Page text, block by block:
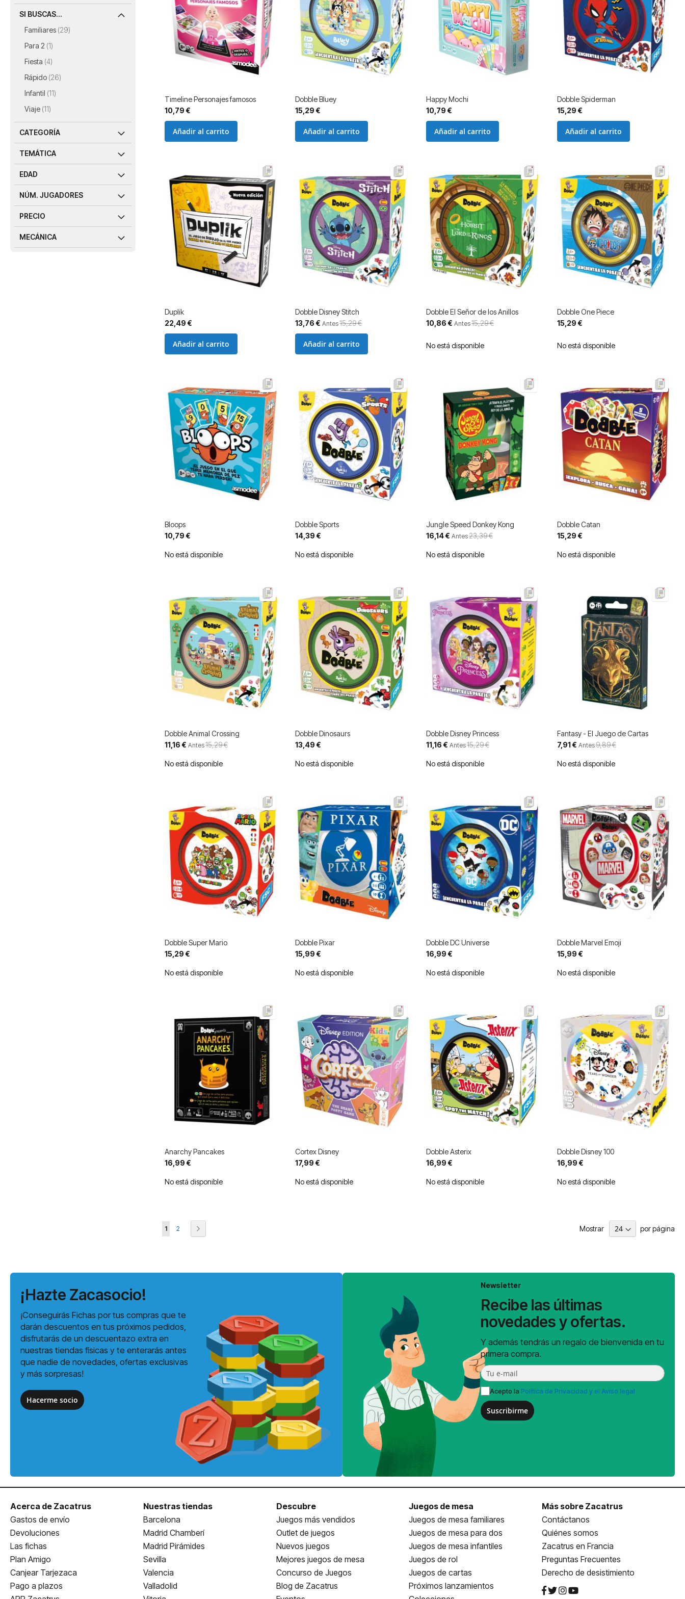
Timeline Personajes famosos
10,79 €
Añadir al carrito
Dobble Bluey
15,29 €
Añadir al carrito
Happy Mochi
10,79 €
Añadir al carrito
Dobble Spiderman
15,29 €
Añadir al carrito
Duplik
22,49 €
Añadir al carrito
Dobble Disney Stitch
Precio
especial
13,76 € Antes15,29 €
Añadir al carrito
Dobble El Señor de los Anillos
Precio
especial
10,86 € Antes15,29 €
No está disponible
Dobble One Piece
15,29 €
No está disponible
Bloops
10,79 €
No está disponible
Dobble Sports
14,39 €
No está disponible
Jungle Speed Donkey Kong
Precio
especial
16,14 € Antes23,39 €
No está disponible
Dobble Catan
15,29 €
No está disponible
Dobble Animal Crossing
Precio
especial
11,16 € Antes15,29 €
No está disponible
Dobble Dinosaurs
13,49 €
No está disponible
Dobble Disney Princess
Precio
especial
11,16 € Antes15,29 €
No está disponible
Fantasy - El Juego de Cartas
Precio
especial
7,91 € Antes9,89 €
No está disponible
Dobble Super Mario
15,29 €
No está disponible
Dobble Pixar
15,99 €
No está disponible
Dobble DC Universe
16,99 €
No está disponible
Dobble Marvel Emoji
15,99 €
No está disponible
Anarchy Pancakes
16,99 €
No está disponible
Cortex Disney
17,99 €
No está disponible
Dobble Asterix
16,99 €
No está disponible
Dobble Disney 100
16,99 €
No está disponible
Página
Actualmente estás leyendo página
1 Página
2 Mostrar por página
SI BUSCAS...
Familiares 29
artículos
Para 2 1
artículo
Fiesta 4
artículos
Rápido 26
artículos
Infantil 11
artículos
Viaje 11
artículos
CATEGORÍA
TEMÁTICA
EDAD
NÚM. JUGADORES
PRECIO
MECÁNICA
¡Hazte Zacasocio!
¡Conseguirás Fichas por tus compras que te
darán descuentos en tus próximos pedidos,
disfrutarás de un descuentazo extra en
nuestras tiendas físicas y te enterarás antes
que nadie de novedades, ofertas exclusivas
y más sorpresas!
Hacerme socio
Newsletter
Recibe las últimas
novedades y ofertas.
Y además tendrás un regalo de bienvenida en tu
primera compra.
Acepto la Política de Privacidad y el Aviso legal
Suscribirme
Acerca de Zacatrus
Gastos de envío
Devoluciones
Las fichas
Plan Amigo
Canjear Tarjezaca
Pago a plazos
Nuestras tiendas
Barcelona
Madrid Chamberí
Madrid Pirámides
Sevilla
Valencia
Valladolid
Descubre
Juegos más vendidos
Outlet de juegos
Nuevos juegos
Mejores juegos de mesa
Concurso de Juegos
Blog de Zacatrus
Juegos de mesa
Juegos de mesa familiares
Juegos de mesa para dos
Juegos de mesa infantiles
Juegos de rol
Juegos de cartas
Próximos lanzamientos
Más sobre Zacatrus
Contáctanos
Quiénes somos
Zacatrus en Francia
Preguntas Frecuentes
Derecho de desistimiento